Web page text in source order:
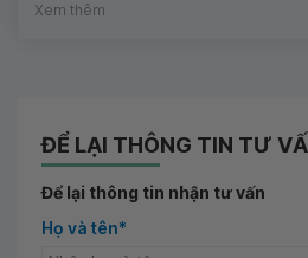
Xem thêm
ĐỂ LẠI THÔNG TIN TƯ
Để lại thông tin nhận tư vấn
Họ và tên*